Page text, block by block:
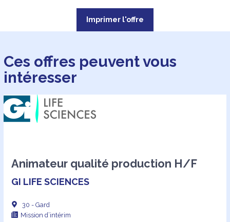
Imprimer l'offre
Ces offres peuvent vous
intéresser
Animateur qualité production H/F
GI LIFE SCIENCES
30 - Gard
Mission d’intérim